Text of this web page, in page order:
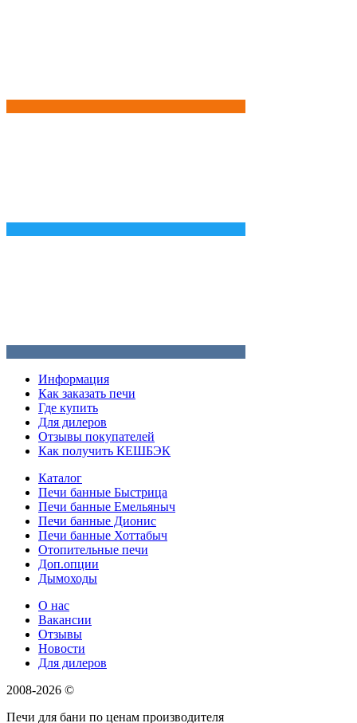
Информация
Как заказать печи
Где купить
Для дилеров
Отзывы покупателей
Как получить КЕШБЭК
Каталог
Печи банные Быстрица
Печи банные Емельяныч
Печи банные Дионис
Печи банные Хоттабыч
Отопительные печи
Доп.опции
Дымоходы
О нас
Вакансии
Отзывы
Новости
Для дилеров
2008-2026 ©
Печи для бани по ценам производителя